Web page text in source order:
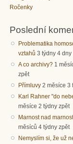
Ročenky
Poslední
Problematika
vztahů 3 týdny 4 dny
A co archivy? 1
zpět
Přímluvy 2 měsíce 3
Karl Rahner "do
měsíce 2 týdny zpět
Marnost nad
měsíců 4 týdny zpět
Nemyslím si, že už